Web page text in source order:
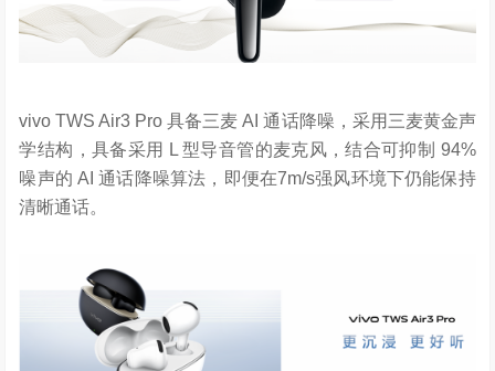
vivo TWS Air3 Pro 具备三麦 AI 通话降噪，采用三麦黄金声
学结构，具备采用 L 型导音管的麦克风，结合可抑制 94%
噪声的 AI 通话降噪算法，即便在7m/s强风环境下仍能保持
清晰通话。